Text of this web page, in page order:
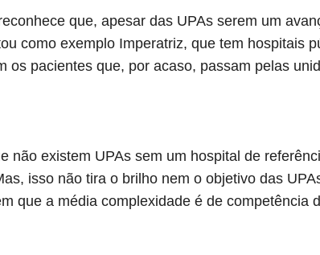
que, apesar das UPAs serem um
como exemplo Imperatriz, que tem hospitais
os pacientes que, por acaso, passam pelas
não existem UPAs sem um hospital de
isso não tira o brilho nem o objetivo das
que a média complexidade é de competência